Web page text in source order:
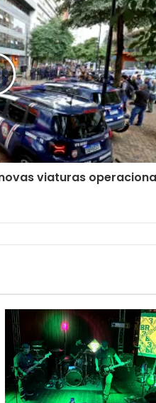
viaturas